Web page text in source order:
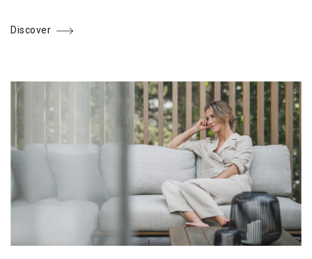
Discover